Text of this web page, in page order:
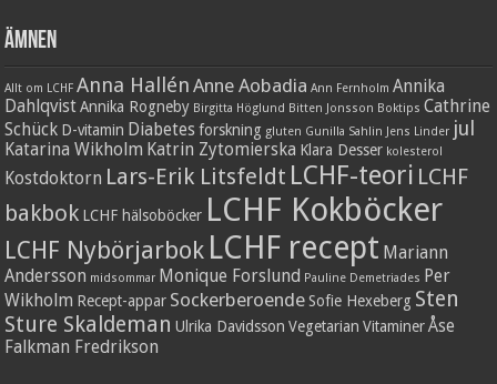
Ämnen
Allt om LCHF Anna Hallén Anne Aobadia Ann Fernholm Annika
Dahlqvist Annika Rogneby Birgitta Höglund Bitten Jonsson Boktips Cathrine
Schück D-vitamin Diabetes forskning gluten Gunilla Sahlin Jens Linder jul
Katarina Wikholm Katrin Zytomierska Klara Desser kolesterol
Kostdoktorn Lars-Erik Litsfeldt LCHF-teori LCHF
bakbok LCHF hälsoböcker LCHF Kokböcker
LCHF Nybörjarbok LCHF recept Mariann
Andersson midsommar Monique Forslund Pauline Demetriades Per
Wikholm Recept-appar Sockerberoende Sofie Hexeberg Sten
Sture Skaldeman Ulrika Davidsson Vegetarian Vitaminer Åse
Falkman Fredrikson